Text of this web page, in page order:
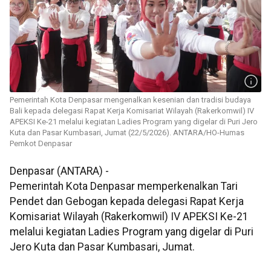
Pemerintah Kota Denpasar mengenalkan kesenian dan tradisi budaya
Bali kepada delegasi Rapat Kerja Komisariat Wilayah (Rakerkomwil) IV
APEKSI Ke-21 melalui kegiatan Ladies Program yang digelar di Puri Jero
Kuta dan Pasar Kumbasari, Jumat (22/5/2026). ANTARA/HO-Humas
Pemkot Denpasar
Denpasar (ANTARA) -
Pemerintah Kota Denpasar memperkenalkan Tari
Pendet dan Gebogan kepada delegasi Rapat Kerja
Komisariat Wilayah (Rakerkomwil) IV APEKSI Ke-21
melalui kegiatan Ladies Program yang digelar di Puri
Jero Kuta dan Pasar Kumbasari, Jumat.